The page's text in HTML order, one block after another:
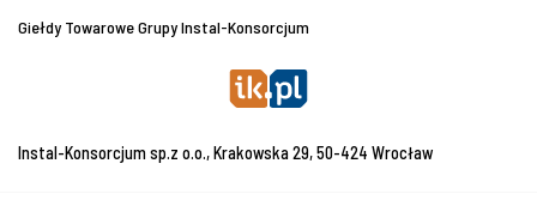
Giełdy Towarowe Grupy Instal-Konsorcjum
Instal-Konsorcjum sp.z o.o., Krakowska 29, 50-424 Wrocław